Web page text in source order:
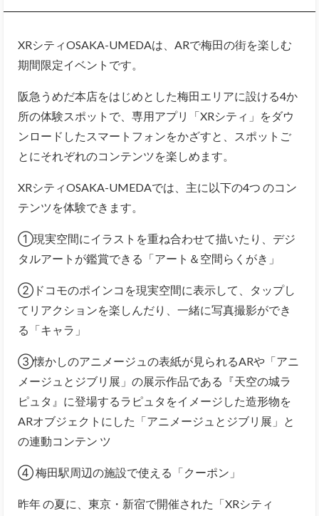
XRシティOSAKA-UMEDAは、ARで梅田の街を楽しむ
期間限定イベントです。
阪急うめだ本店をはじめとした梅田エリアに設ける4か
所の体験スポットで、専用アプリ「XRシティ」をダウ
ンロードしたスマートフォンをかざすと、スポットご
とにそれぞれのコンテンツを楽しめます。
XRシティOSAKA-UMEDAでは、主に以下の4つ のコン
テンツを体験できます。
①現実空間にイラストを重ね合わせて描いたり、デジ
タルアートが鑑賞できる「アート＆空間らくがき」
②ドコモのポインコを現実空間に表示して、タップし
てリアクションを楽しんだり、一緒に写真撮影ができ
る「キャラ」
③懐かしのアニメージュの表紙が見られるARや「アニ
メージュとジブリ展」の展示作品である『天空の城ラ
ピュタ』に登場するラピュタをイメージした造形物を
ARオブジェクトにした「アニメージュとジブリ展」と
の連動コンテン ツ
④ 梅田駅周辺の施設で使える「クーポン」
昨年 の夏に、東京・新宿で開催された「XRシティ